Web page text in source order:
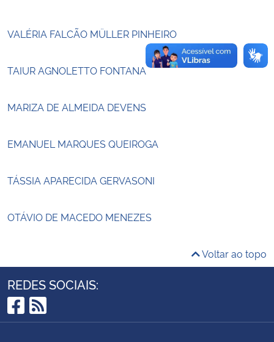
VALÉRIA FALCÃO MÜLLER PINHEIRO
TAIUR AGNOLETTO FONTANA
MARIZA DE ALMEIDA DEVENS
EMANUEL MARQUES QUEIROGA
TÁSSIA APARECIDA GERVASONI
OTÁVIO DE MACEDO MENEZES
Voltar ao topo
REDES SOCIAIS:
Facebook
RSS